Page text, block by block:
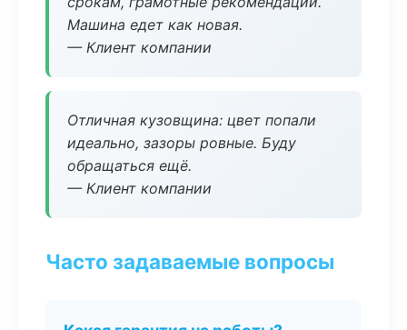
Машина едет как новая.
— Клиент компании
Отличная кузовщина: цвет попали
идеально, зазоры ровные. Буду
обращаться ещё.
— Клиент компании
Часто задаваемые вопросы